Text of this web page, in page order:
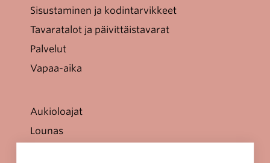
Sisustaminen ja kodintarvikkeet
Tavaratalot ja päivittäistavarat
Palvelut
Vapaa-aika
Aukioloajat
Lounas